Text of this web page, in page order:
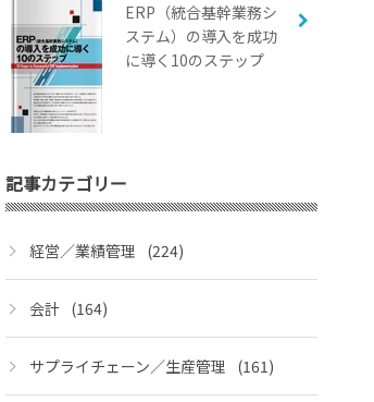
ERP（統合基幹業務シ
ステム）の導入を成功
に導く10のステップ
記事カテゴリー
経営／業績管理 (224)
会計 (164)
サプライチェーン／生産管理 (161)